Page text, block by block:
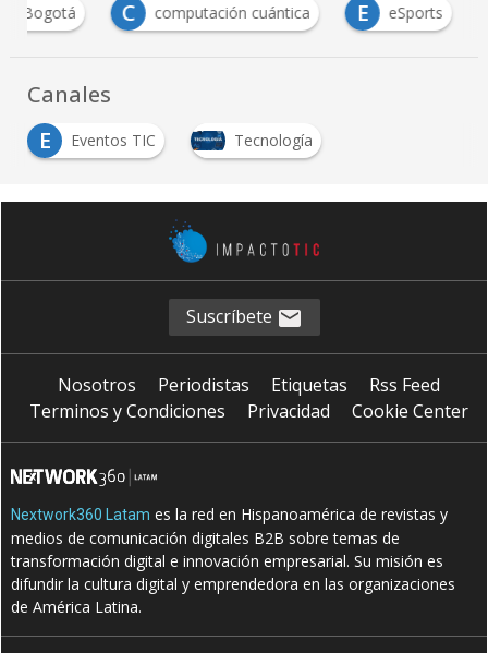
Bogotá C computación cuántica E eSports
Canales
E
Eventos TIC Tecnología
Suscríbete
Nosotros Periodistas Etiquetas
Rss Feed
Terminos y Condiciones
Privacidad Cookie Center
Nextwork360 Latam es la red en Hispanoamérica de revistas y
medios de comunicación digitales B2B sobre temas de
transformación digital e innovación empresarial. Su misión es
difundir la cultura digital y emprendedora en las organizaciones
de América Latina.